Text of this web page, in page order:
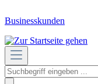
Businesskunden